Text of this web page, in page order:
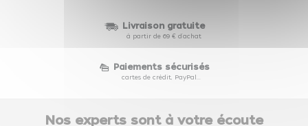
Livraison gratuite
à partir de 69 € d'achat
Paiements sécurisés
cartes de crédit, PayPal...
Nos experts sont à votre écoute